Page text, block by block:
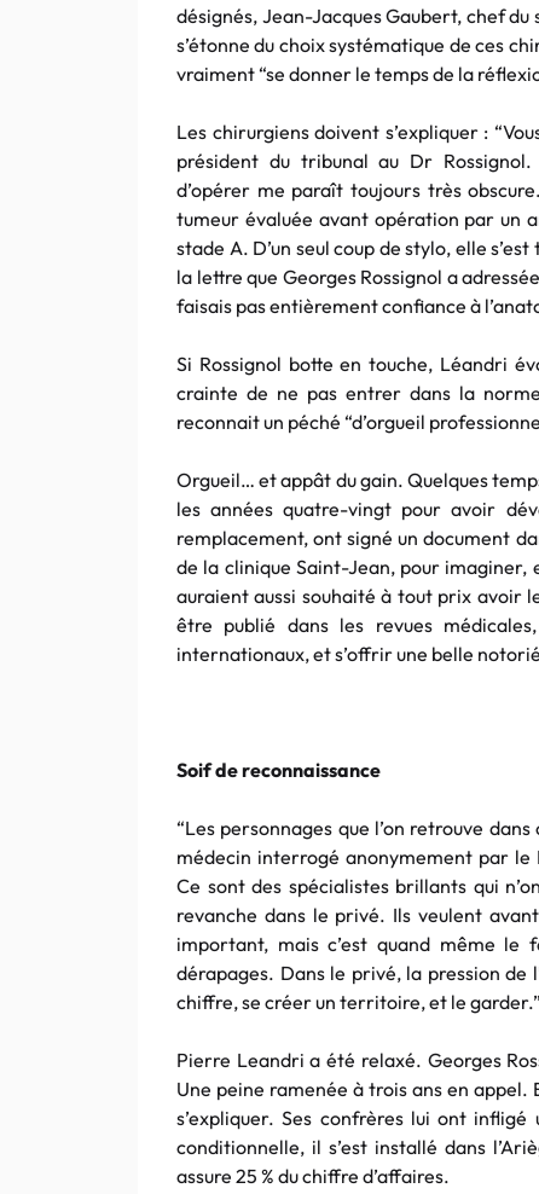
désignés, Jean-Jacques Gaubert, chef
s’étonne du choix systématique de ces
vraiment “se donner le temps de la
Les chirurgiens doivent s’expliquer :
président du tribunal au Dr
d’opérer me paraît toujours très
tumeur évaluée avant opération par un
stade A. D’un seul coup de stylo, elle
la lettre que Georges Rossignol a
faisais pas entièrement confiance à
Si Rossignol botte en touche, Léandri
crainte de ne pas entrer dans la
reconnait un péché “d’orgueil
Orgueil… et appât du gain. Quelques
les années quatre-vingt pour avoir
remplacement, ont signé un document
de la clinique Saint-Jean, pour
auraient aussi souhaité à tout prix avoir
être publié dans les revues
internationaux, et s’offrir une belle
Soif de reconnaissance
“Les personnages que l’on retrouve
médecin interrogé anonymement par le
Ce sont des spécialistes brillants qui
revanche dans le privé. Ils veulent
important, mais c’est quand même
dérapages. Dans le privé, la pression
chiffre, se créer un territoire, et le garder.”
Pierre Leandri a été relaxé. Georges
Une peine ramenée à trois ans en appel.
s’expliquer. Ses confrères lui ont
conditionnelle, il s’est installé dans
assure 25 % du chiffre d’affaires.